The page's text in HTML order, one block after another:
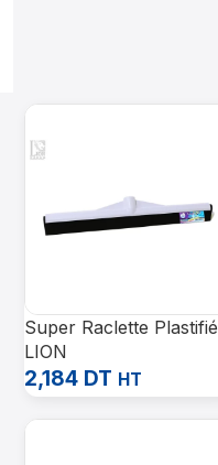
Super Raclette Plastifié
LION
2,184 DT HT